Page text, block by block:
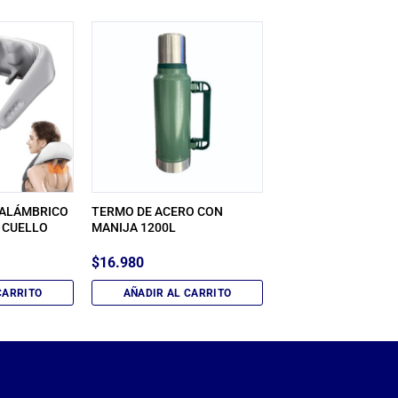
TERMO DE ACERO CON
MANIJA 1200L
$16.980
AÑADIR AL CARRITO